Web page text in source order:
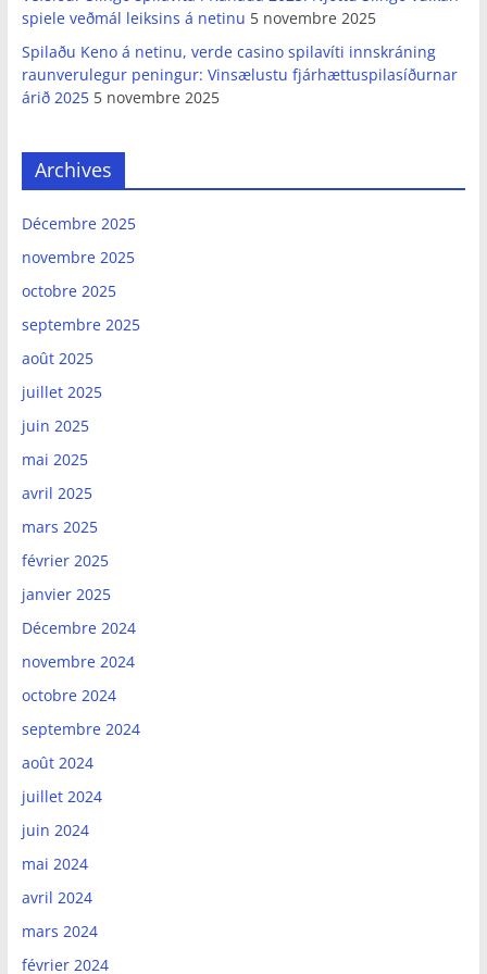
spiele veðmál leiksins á netinu 5 novembre 2025
Spilaðu Keno á netinu, verde casino spilavíti innskráning
raunverulegur peningur: Vinsælustu fjárhættuspilasíðurnar
árið 2025 5 novembre 2025
Archives
Décembre 2025
novembre 2025
octobre 2025
septembre 2025
août 2025
juillet 2025
juin 2025
mai 2025
avril 2025
mars 2025
février 2025
janvier 2025
Décembre 2024
novembre 2024
octobre 2024
septembre 2024
août 2024
juillet 2024
juin 2024
mai 2024
avril 2024
mars 2024
février 2024